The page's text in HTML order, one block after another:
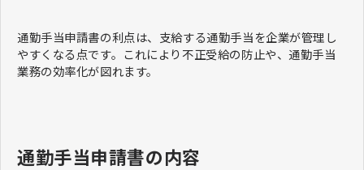
通勤手当申請書の利点は、支給する通勤手当を企業が管理し
やすくなる点です。これにより不正受給の防止や、通勤手当
業務の効率化が図れます。
通勤手当申請書の内容